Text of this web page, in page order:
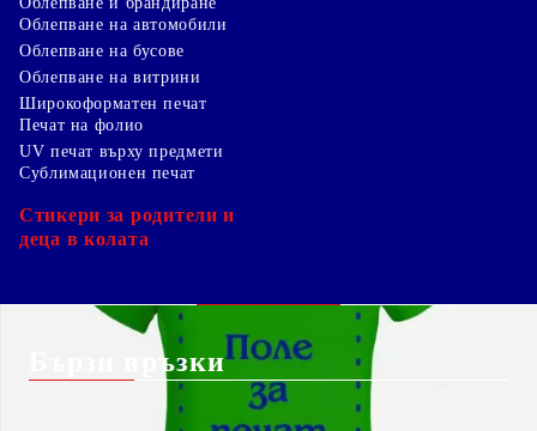
Облепване на автомобили
Облепване на бусове
Облепване на витрини
Широкоформатен печат
Печат на фолио
UV печат върху предмети
Сублимационен печат
Стикери за родители и
деца в колата
Бързи връзки
Блог